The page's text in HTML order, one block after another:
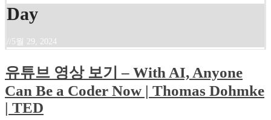
Day
5월 29, 2024
유튜브 영상 보기 – With AI, Anyone
Can Be a Coder Now | Thomas Dohmke
| TED